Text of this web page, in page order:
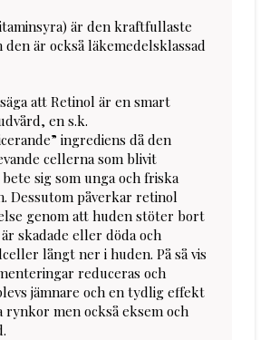
är den kraftfullaste
den är också läkemedelsklassad
att Retinol är en smart
en s.k.
ingrediens då den
cellerna som blivit
sig som unga och friska
Dessutom påverkar retinol
genom att huden stöter bort
skadade eller döda och
långt ner i huden. På så vis
reduceras och
jämnare och en tydlig effekt
rynkor men också eksem och